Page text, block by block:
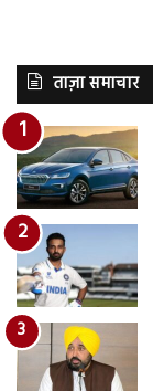
ताज़ा समाचार